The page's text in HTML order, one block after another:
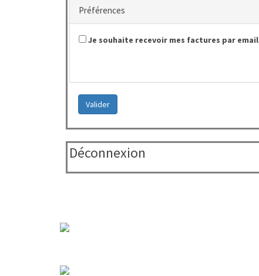
Préférences
Je souhaite recevoir mes factures par email
Valider
Déconnexion